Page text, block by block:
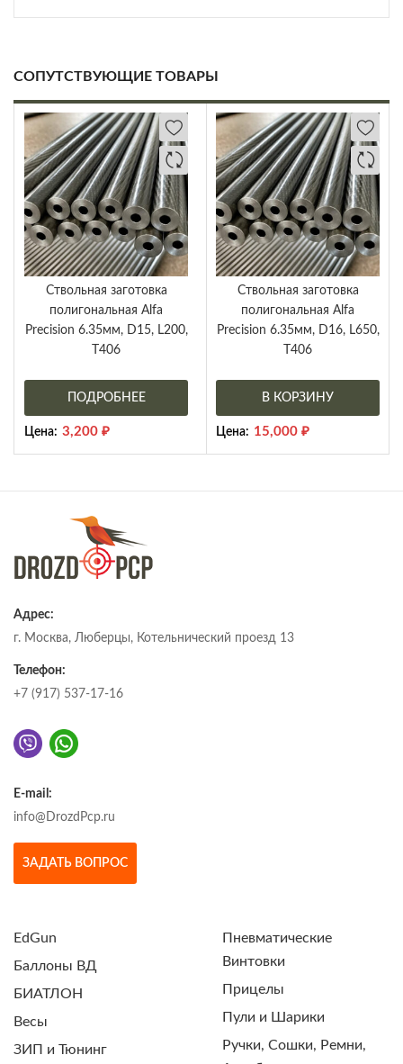
СОПУТСТВУЮЩИЕ ТОВАРЫ
Ствольная заготовка
полигональная Alfa
Precision 6.35мм, D15, L200,
T406
ПОДРОБНЕЕ
Цена: 3,200 ₽
Ствольная заготовка
полигональная Alfa
Precision 6.35мм, D16, L650,
T406
В КОРЗИНУ
Цена: 15,000 ₽
Адрес:
г. Москва, Люберцы, Котельнический проезд 13
Телефон:
+7 (917) 537-17-16
E-mail:
info@DrozdPcp.ru
ЗАДАТЬ ВОПРОС
EdGun
Баллоны ВД
БИАТЛОН
Весы
ЗИП и Тюнинг
Пневматические
Винтовки
Прицелы
Пули и Шарики
Ручки, Сошки, Ремни,